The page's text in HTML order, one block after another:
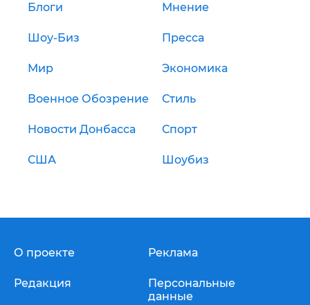
Блоги Мнение
Шоу-Биз Пресса
Мир Экономика
Военное Обозрение Стиль
Новости Донбасса Спорт
США Шоубиз
О проекте
Редакция
Реклама
Персональные
данные